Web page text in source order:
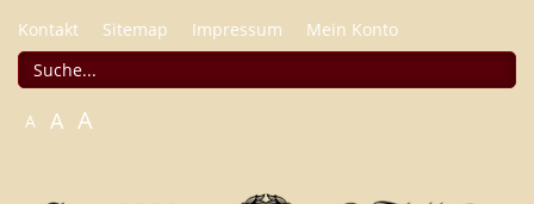
Kontakt Sitemap Impressum Mein Konto
A A A